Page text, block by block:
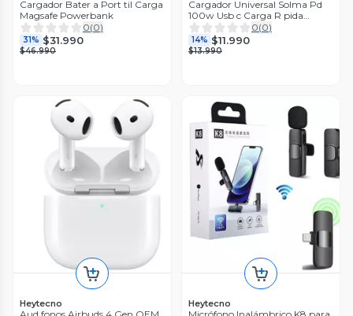
Cargador Bater a Port til Carga
Magsafe Powerbank
0(0)
31% $31.990
$46.990
Cargador Universal Solma Pd
100w Usb c Carga R pida
Iphone Android
0(0)
14% $11.990
$13.990
Heytecno Heytecno